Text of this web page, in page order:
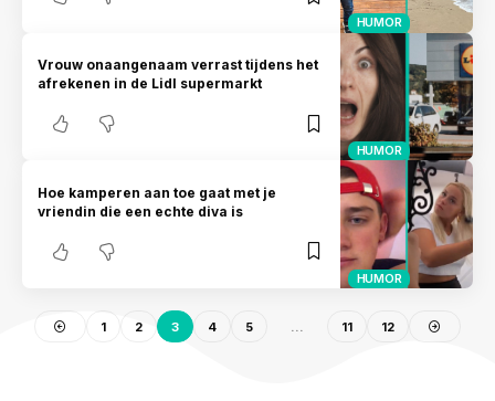
HUMOR
HUMOR
Vrouw onaangenaam verrast tijdens het
afrekenen in de Lidl supermarkt
HUMOR
Hoe kamperen aan toe gaat met je
vriendin die een echte diva is
1 2 3 4 5 11 12